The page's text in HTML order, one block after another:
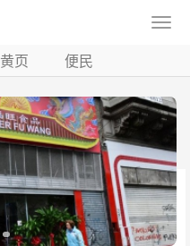
黄页 便民